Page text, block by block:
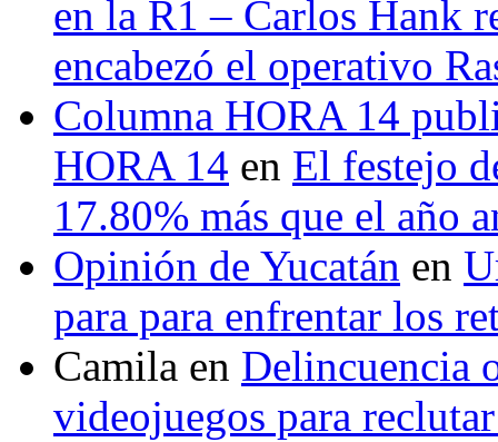
en la R1 – Carlos Hank
encabezó el operativo
Columna HORA 14
HORA 14 en El festejo
17.80% más que el año
Opinión de Yucatán en
para para enfrentar los
Camila en Delincuencia
videojuegos para